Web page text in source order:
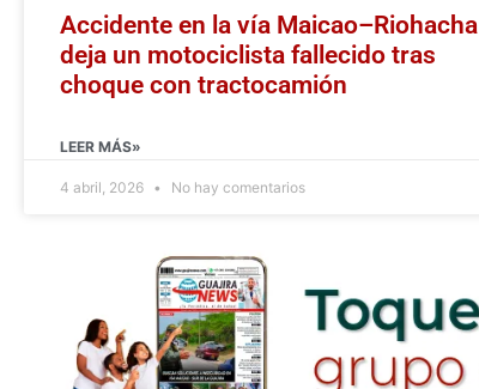
Accidente en la vía Maicao–Riohacha
deja un motociclista fallecido tras
choque con tractocamión
LEER MÁS»
4 abril, 2026 No hay comentarios